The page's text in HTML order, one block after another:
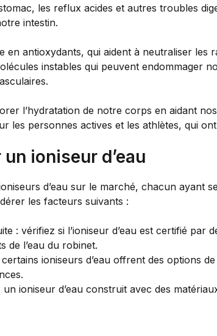
les reflux acides et autres troubles
intestin.
en antioxydants, qui aident à neutraliser les
instables qui peuvent endommager
l’hydratation de notre corps en aidant
les personnes actives et les athlètes, qui
ioniseur d’eau
d’eau sur le marché, chacun ayant
les facteurs suivants :
: vérifiez si l’ioniseur d’eau est certifié
de l’eau du robinet.
ioniseurs d’eau offrent des options
un ioniseur d’eau construit avec des